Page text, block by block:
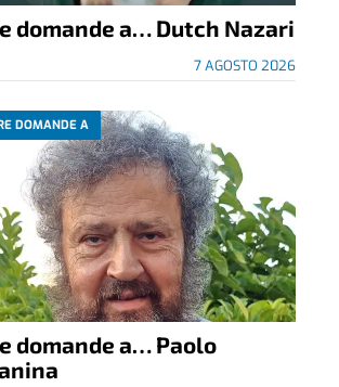
domande a… Dutch Nazari
7 AGOSTO 2026
DOMANDE A
domande a… Paolo